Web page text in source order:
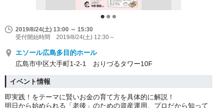
2019/8/24(土) 13:00 ～ 15:30
受付開始時間 2019/8/24(土) 12:30～
エソール広島多目的ホール
広島市中区大手町1-2-1 おりづるタワー10F
イベント情報
即実践！をテーマに賢いお金の育て方を具体的に解説！
明日から始められる「老後」のための資産運用、プロだから知って